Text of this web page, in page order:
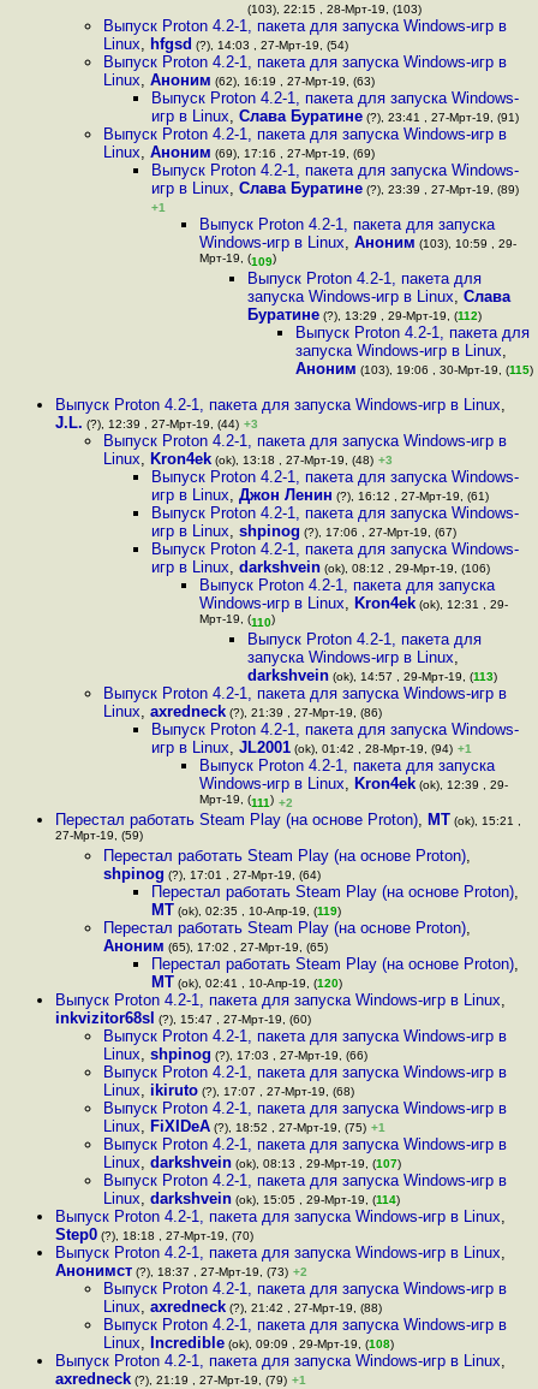
(103), 22:15 , 28-Мрт-19, (103)
Выпуск Proton 4.2-1, пакета для запуска Windows-игр в
Linux, hfgsd (?), 14:03 , 27-Мрт-19, (54)
Выпуск Proton 4.2-1, пакета для запуска Windows-игр в
Linux, Аноним (62), 16:19 , 27-Мрт-19, (63)
Выпуск Proton 4.2-1, пакета для запуска Windows-
игр в Linux, Слава Буратине (?), 23:41 , 27-Мрт-19, (91)
Выпуск Proton 4.2-1, пакета для запуска Windows-игр в
Linux, Аноним (69), 17:16 , 27-Мрт-19, (69)
Выпуск Proton 4.2-1, пакета для запуска Windows-
игр в Linux, Слава Буратине (?), 23:39 , 27-Мрт-19, (89)
+1
Выпуск Proton 4.2-1, пакета для запуска
Windows-игр в Linux, Аноним (103), 10:59 , 29-
Мрт-19, (109)
Выпуск Proton 4.2-1, пакета для
запуска Windows-игр в Linux, Слава
Буратине (?), 13:29 , 29-Мрт-19, (112)
Выпуск Proton 4.2-1, пакета для
запуска Windows-игр в Linux,
Аноним (103), 19:06 , 30-Мрт-19, (115)
Выпуск Proton 4.2-1, пакета для запуска Windows-игр в Linux,
J.L. (?), 12:39 , 27-Мрт-19, (44) +3
Выпуск Proton 4.2-1, пакета для запуска Windows-игр в
Linux, Kron4ek (ok), 13:18 , 27-Мрт-19, (48) +3
Выпуск Proton 4.2-1, пакета для запуска Windows-
игр в Linux, Джон Ленин (?), 16:12 , 27-Мрт-19, (61)
Выпуск Proton 4.2-1, пакета для запуска Windows-
игр в Linux, shpinog (?), 17:06 , 27-Мрт-19, (67)
Выпуск Proton 4.2-1, пакета для запуска Windows-
игр в Linux, darkshvein (ok), 08:12 , 29-Мрт-19, (106)
Выпуск Proton 4.2-1, пакета для запуска
Windows-игр в Linux, Kron4ek (ok), 12:31 , 29-
Мрт-19, (110)
Выпуск Proton 4.2-1, пакета для
запуска Windows-игр в Linux,
darkshvein (ok), 14:57 , 29-Мрт-19, (113)
Выпуск Proton 4.2-1, пакета для запуска Windows-игр в
Linux, axredneck (?), 21:39 , 27-Мрт-19, (86)
Выпуск Proton 4.2-1, пакета для запуска Windows-
игр в Linux, JL2001 (ok), 01:42 , 28-Мрт-19, (94) +1
Выпуск Proton 4.2-1, пакета для запуска
Windows-игр в Linux, Kron4ek (ok), 12:39 , 29-
Мрт-19, (111) +2
Перестал работать Steam Play (на основе Proton), MT (ok), 15:21 ,
27-Мрт-19, (59)
Перестал работать Steam Play (на основе Proton),
shpinog (?), 17:01 , 27-Мрт-19, (64)
Перестал работать Steam Play (на основе Proton),
MT (ok), 02:35 , 10-Апр-19, (119)
Перестал работать Steam Play (на основе Proton),
Аноним (65), 17:02 , 27-Мрт-19, (65)
Перестал работать Steam Play (на основе Proton),
MT (ok), 02:41 , 10-Апр-19, (120)
Выпуск Proton 4.2-1, пакета для запуска Windows-игр в Linux,
inkvizitor68sl
(?), 15:47 , 27-Мрт-19, (60)
Выпуск Proton 4.2-1, пакета для запуска Windows-игр в
Linux, shpinog (?), 17:03 , 27-Мрт-19, (66)
Выпуск Proton 4.2-1, пакета для запуска Windows-игр в
Linux, ikiruto (?), 17:07 , 27-Мрт-19, (68)
Выпуск Proton 4.2-1, пакета для запуска Windows-игр в
Linux, FiXIDeA (?), 18:52 , 27-Мрт-19, (75) +1
Выпуск Proton 4.2-1, пакета для запуска Windows-игр в
Linux, darkshvein (ok), 08:13 , 29-Мрт-19, (107)
Выпуск Proton 4.2-1, пакета для запуска Windows-игр в
Linux, darkshvein (ok), 15:05 , 29-Мрт-19, (114)
Выпуск Proton 4.2-1, пакета для запуска Windows-игр в Linux,
Step0 (?), 18:18 , 27-Мрт-19, (70)
Выпуск Proton 4.2-1, пакета для запуска Windows-игр в Linux,
Анонимст (?), 18:37 , 27-Мрт-19, (73) +2
Выпуск Proton 4.2-1, пакета для запуска Windows-игр в
Linux, axredneck (?), 21:42 , 27-Мрт-19, (88)
Выпуск Proton 4.2-1, пакета для запуска Windows-игр в
Linux, Incredible (ok), 09:09 , 29-Мрт-19, (108)
Выпуск Proton 4.2-1, пакета для запуска Windows-игр в Linux,
axredneck (?), 21:19 , 27-Мрт-19, (79) +1